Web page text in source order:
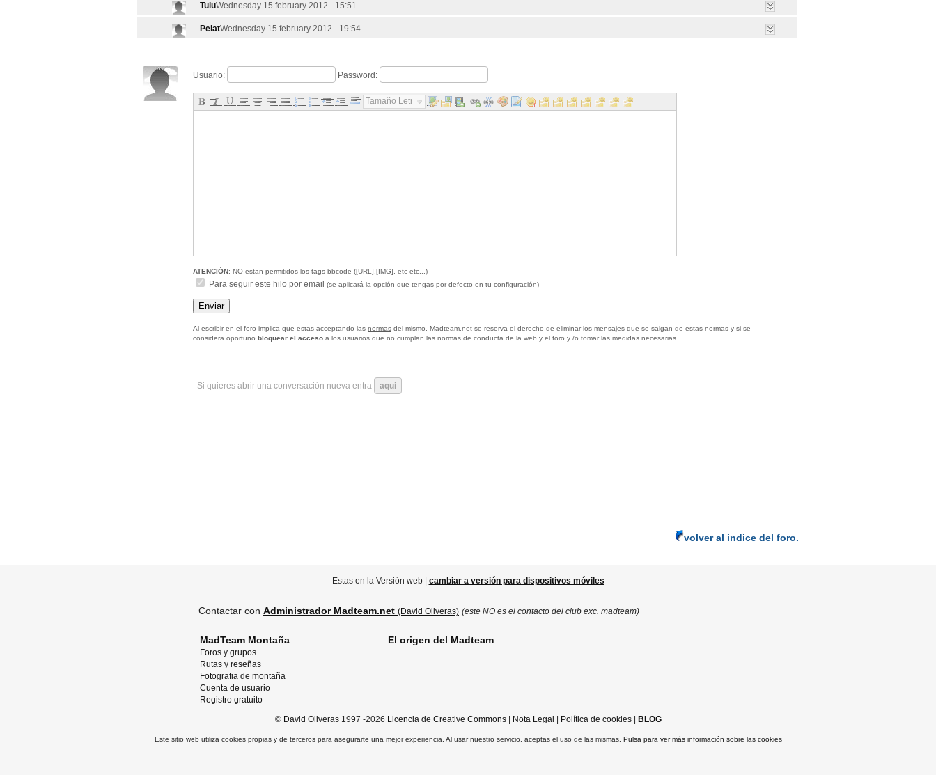
TuluWednesday 15 february 2012 - 15:51
PelatWednesday 15 february 2012 - 19:54
Usuario: Password:
Tamaño Letra...
ATENCIÓN: NO estan permitidos los tags bbcode ([URL],[IMG], etc etc...)
Para seguir este hilo por email (se aplicará la opción que tengas por defecto en tu configuración)
Al escribir en el foro implica que estas acceptando las normas del mismo, Madteam.net se reserva el derecho de eliminar los mensajes que se salgan de estas normas y si se
considera oportuno bloquear el acceso a los usuarios que no cumplan las normas de conducta de la web y el foro y /o tomar las medidas necesarias.
Si quieres abrir una conversación nueva entra aqui
volver al indice del foro.
Estas en la Versión web | cambiar a versión para dispositivos móviles
Contactar con Administrador Madteam.net (David Oliveras) (este NO es el contacto del club exc. madteam)
MadTeam Montaña
Foros y grupos
Rutas y reseñas
Fotografia de montaña
Cuenta de usuario
Registro gratuito
El origen del Madteam
© David Oliveras1997 -2026 Licencia de Creative Commons| Nota Legal Política de cookies| BLOG
Este sitio web utiliza cookies propias y de terceros para asegurarte una mejor experiencia. Al usar nuestro servicio, aceptas el uso de las mismas. Pulsa para ver más información sobre las cookies